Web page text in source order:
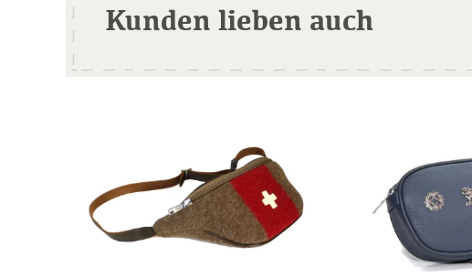
Kunden lieben auch